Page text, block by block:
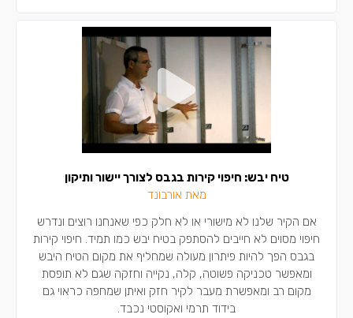
טיח יבש: חיפוי קירות בגבס לצורך יישור ותיקון
מאת אורבונד
אם הקיר שלנו לא מישורי או לא חלק כפי שאנחנו רוצים ונדרש
חיפוי מסוים לא חייבים להסתפק בטיח יבש כמו תמיד. חיפוי קירות
בגבס הפך להיות פיתרון מעולה שמחליף את מקום הטיח היבש
ומאפשר טכניקה פשוטה, קלה, נקייה וחזקה שגם לא תופסת
מקום רב ומאפשרת מעבר לקיר חזק ואיתן שמחפה כראוי גם
בידוד תרמי ואקוסטי נכבד.